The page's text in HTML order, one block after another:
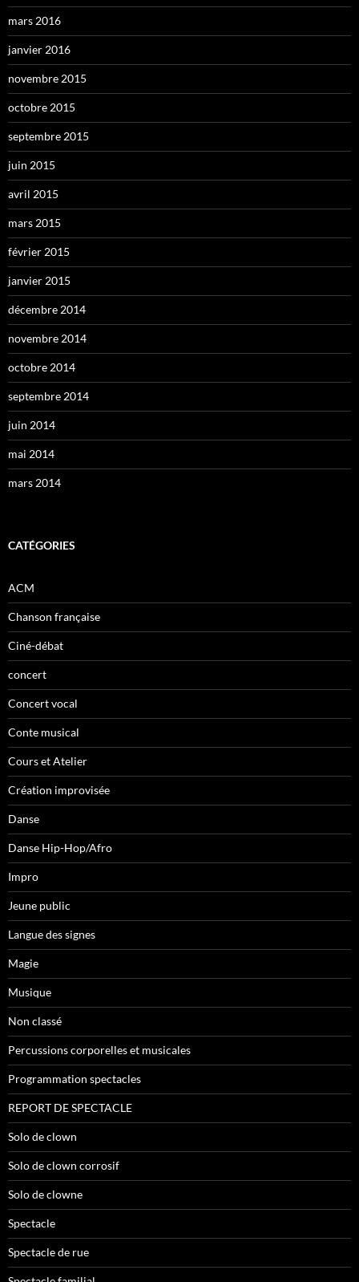
mars 2016
janvier 2016
novembre 2015
octobre 2015
septembre 2015
juin 2015
avril 2015
mars 2015
février 2015
janvier 2015
décembre 2014
novembre 2014
octobre 2014
septembre 2014
juin 2014
mai 2014
mars 2014
CATÉGORIES
ACM
Chanson française
Ciné-débat
concert
Concert vocal
Conte musical
Cours et Atelier
Création improvisée
Danse
Danse Hip-Hop/Afro
Impro
Jeune public
Langue des signes
Magie
Musique
Non classé
Percussions corporelles et musicales
Programmation spectacles
REPORT DE SPECTACLE
Solo de clown
Solo de clown corrosif
Solo de clowne
Spectacle
Spectacle de rue